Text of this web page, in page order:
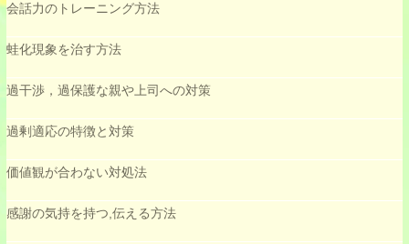
会話力のトレーニング方法
蛙化現象を治す方法
過干渉，過保護な親や上司への対策
過剰適応の特徴と対策
価値観が合わない対処法
感謝の気持を持つ,伝える方法